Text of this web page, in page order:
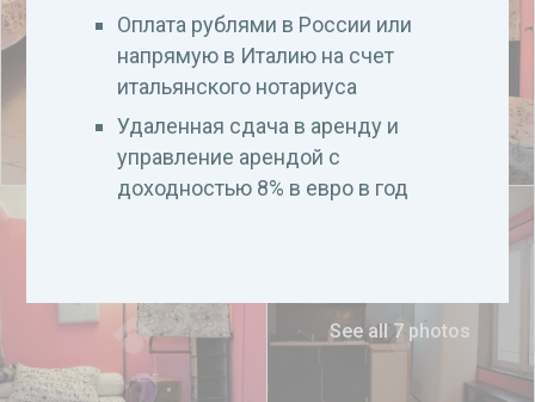
See all 7 photos
Оплата рублями в России или
напрямую в Италию на счет
итальянского нотариуса
Удаленная сдача в аренду и
управление арендой с
доходностью 8% в евро в год